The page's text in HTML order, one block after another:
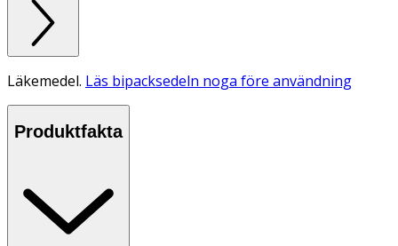
Läkemedel. Läs bipacksedeln noga före användning
Produktfakta